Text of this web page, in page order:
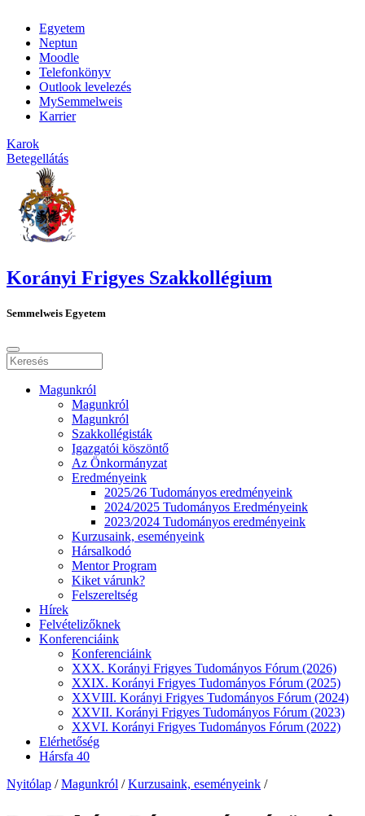
Egyetem
Neptun
Moodle
Telefonkönyv
Outlook levelezés
MySemmelweis
Karrier
Karok
Betegellátás
Korányi Frigyes Szakkollégium
Semmelweis Egyetem
Magunkról
Magunkról
Magunkról
Szakkollégisták
Igazgatói köszöntő
Az Önkormányzat
Eredményeink
2025/26 Tudományos eredményeink
2024/2025 Tudományos Eredményeink
2023/2024 Tudományos eredményeink
Kurzusaink, eseményeink
Hársalkodó
Mentor Program
Kiket várunk?
Felszereltség
Hírek
Felvételizőknek
Konferenciáink
Konferenciáink
XXX. Korányi Frigyes Tudományos Fórum (2026)
XXIX. Korányi Frigyes Tudományos Fórum (2025)
XXVIII. Korányi Frigyes Tudományos Fórum (2024)
XXVII. Korányi Frigyes Tudományos Fórum (2023)
XXVI. Korányi Frigyes Tudományos Fórum (2022)
Elérhetőség
Hársfa 40
Nyitólap / Magunkról / Kurzusaink, eseményeink /